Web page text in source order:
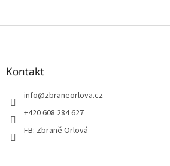
Kontakt
info@zbraneorlova.cz
+420 608 284 627
FB: Zbraně Orlová